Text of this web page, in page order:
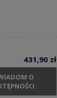
431,90 zł
O